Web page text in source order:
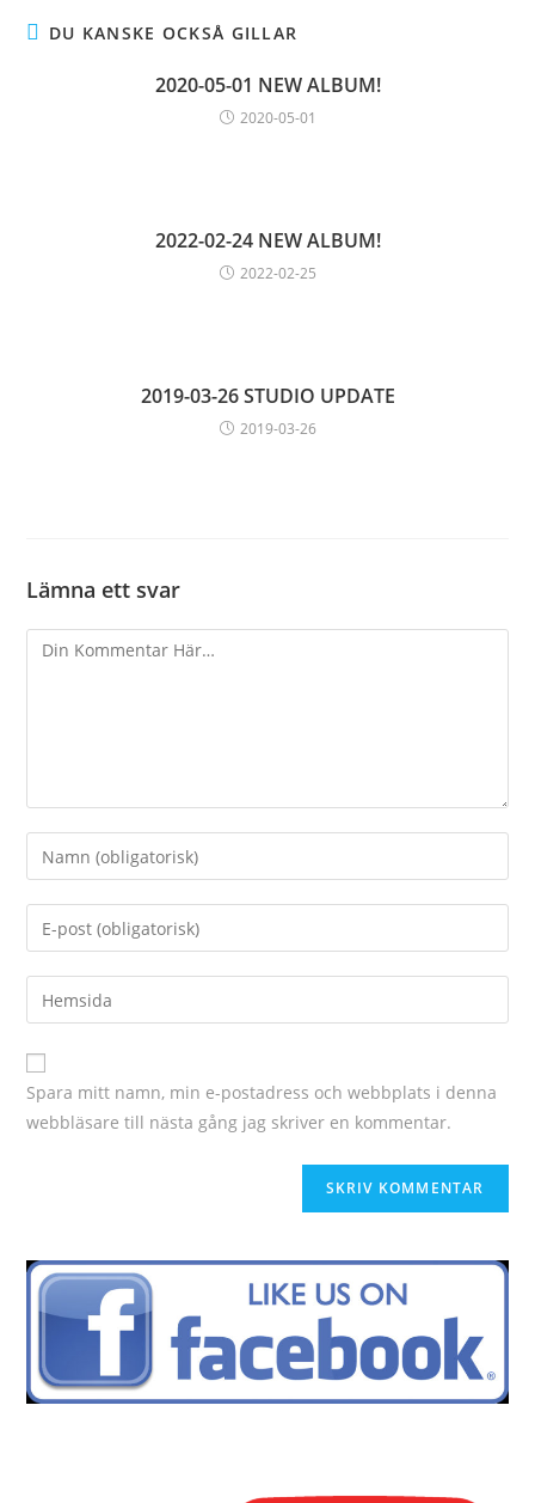
DU KANSKE OCKSÅ GILLAR
2020-05-01 NEW ALBUM!
2020-05-01
2022-02-24 NEW ALBUM!
2022-02-25
2019-03-26 STUDIO UPDATE
2019-03-26
Lämna ett svar
Spara mitt namn, min e-postadress och webbplats i denna
webbläsare till nästa gång jag skriver en kommentar.